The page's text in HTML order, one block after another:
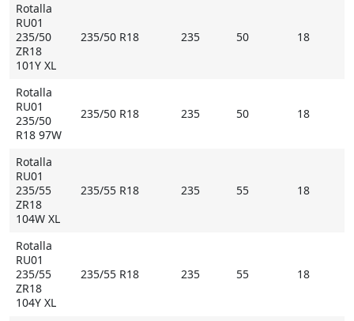
Rotalla
RU01
235/50
ZR18
101Y XL
235/50 R18 235 50 18
Rotalla
RU01
235/50
R18 97W
235/50 R18 235 50 18
Rotalla
RU01
235/55
ZR18
104W XL
235/55 R18 235 55 18
Rotalla
RU01
235/55
ZR18
104Y XL
235/55 R18 235 55 18